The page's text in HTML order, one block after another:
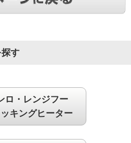
す
ロ・レンジフー
ッキングヒーター